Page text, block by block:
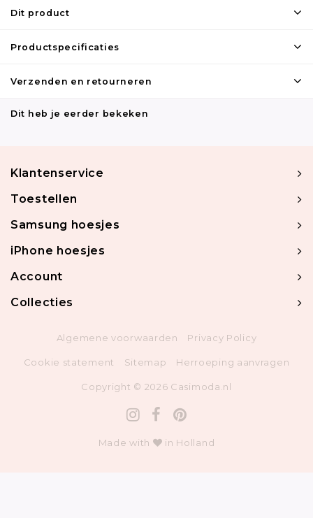
Dit product
Productspecificaties
Verzenden en retourneren
Dit heb je eerder bekeken
Klantenservice
Toestellen
Samsung hoesjes
iPhone hoesjes
Account
Collecties
Algemene voorwaarden Privacy Policy
Cookie statement Sitemap Herroeping aanvragen
Copyright © 2026 Casimoda.nl
Made with in Holland